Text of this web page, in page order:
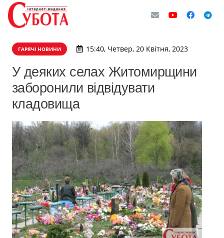
ГАРЯЧІ НОВИНИ 15:40, Четвер, 20 Квітня, 2023
У деяких селах Житомирщини
заборонили відвідувати
кладовища